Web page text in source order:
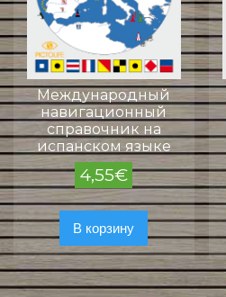
Международный
навигационный
справочник на
испанском языке
4,55€
В корзину